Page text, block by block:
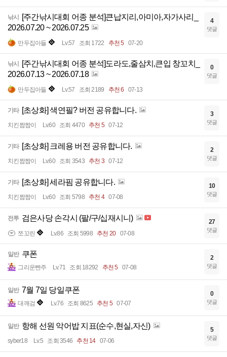
낚시
[주간낚시대회 어종 분석]큰납지리,아미아,자가사리_
2026.07.20 ~ 2026.07.25
만두집아들 Lv.57 조회 1722 추천 5 07-20
4
댓글
낚시
[주간낚시대회 어종 분석]도라도,줄삼치,큰입 창꼬치_
2026.07.13 ~ 2026.07.18
만두집아들 Lv.57 조회 2189 추천 6 07-13
0
댓글
기타 [초상화] 색연필? 버전 공유합니다.
치킨짭짭이 Lv.60 조회 4470 추천 5 07-12
3
댓글
기타 [초상화] 크레용 버전 공유합니다.
치킨짭짭이 Lv.60 조회 3543 추천 3 07-12
2
댓글
기타 [초상화] 세라핌 공유합니다.
치킨짭짭이 Lv.60 조회 5798 추천 4 07-08
10
댓글
전투 검은사당 손각시 (팔/구/십재시니)
쪼꼬린 Lv.86 조회 5998 추천 20 07-08
27
댓글
일반 쿠폰
그리운빤주 Lv.71 조회 18292 추천 5 07-08
2
댓글
일반 7월 7일 당일쿠폰
대깨검 Lv.76 조회 8625 추천 5 07-07
0
댓글
일반 항해 선원 악어밥 지표(순수,현실,자신)
syber18 Lv.5 조회 3546 추천 14 07-06
5
댓글